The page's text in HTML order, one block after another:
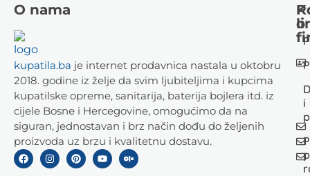
O nama
kupatila.ba je internet prodavnica nastala u oktobru
2018. godine iz želje da svim ljubiteljima i kupcima
kupatilske opreme, sanitarija, baterija bojlera itd. iz
cijele Bosne i Hercegovine, omogućimo da na
siguran, jednostavan i brz način dođu do željenih
proizvoda uz brzu i kvalitetnu dostavu.
i
o